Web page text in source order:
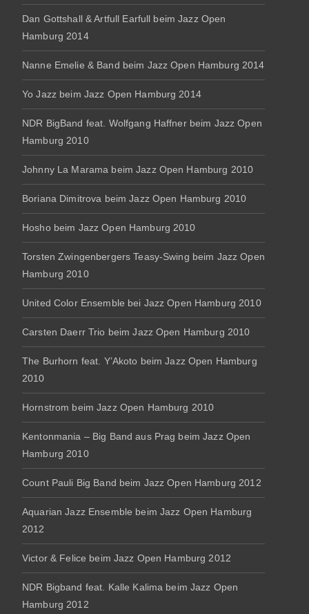
Dan Gottshall & Artfull Earfull beim Jazz Open
Hamburg 2014
Nanne Emelie & Band beim Jazz Open Hamburg 2014
Yo Jazz beim Jazz Open Hamburg 2014
NDR BigBand feat. Wolfgang Haffner beim Jazz Open
Hamburg 2010
Johnny La Marama beim Jazz Open Hamburg 2010
Boriana Dimitrova beim Jazz Open Hamburg 2010
Hosho beim Jazz Open Hamburg 2010
Torsten Zwingenbergers Teasy-Swing beim Jazz Open
Hamburg 2010
United Color Ensemble bei Jazz Open Hamburg 2010
Carsten Daerr Trio beim Jazz Open Hamburg 2010
The Burhorn feat. Y’Akoto beim Jazz Open Hamburg
2010
Hornstrom beim Jazz Open Hamburg 2010
Kentonmania – Big Band aus Prag beim Jazz Open
Hamburg 2010
Count Pauli Big Band beim Jazz Open Hamburg 2012
Aquarian Jazz Ensemble beim Jazz Open Hamburg
2012
Victor & Felice beim Jazz Open Hamburg 2012
NDR Bigband feat. Kalle Kalima beim Jazz Open
Hamburg 2012